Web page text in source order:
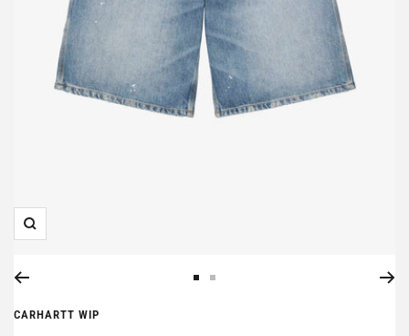
Zoom
CARHARTT WIP